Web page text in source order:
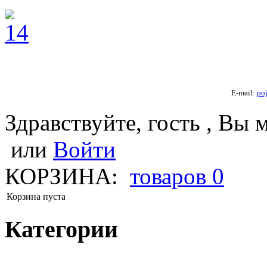
E-mail:
Здравствуйте, гость , Вы
или Войти
КОРЗИНА: товаров 0
Корзина пуста
Категории